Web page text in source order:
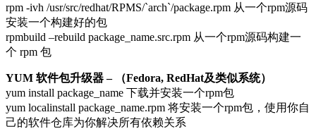
rpm -ivh /usr/src/redhat/RPMS/`arch`/package.rpm 从一个rpm源码
安装一个构建好的包
rpmbuild –rebuild package_name.src.rpm 从一个rpm源码构建一
个 rpm 包
YUM 软件包升级器 – （Fedora, RedHat及类似系统）
yum install package_name 下载并安装一个rpm包
yum localinstall package_name.rpm 将安装一个rpm包，使用你自
己的软件仓库为你解决所有依赖关系